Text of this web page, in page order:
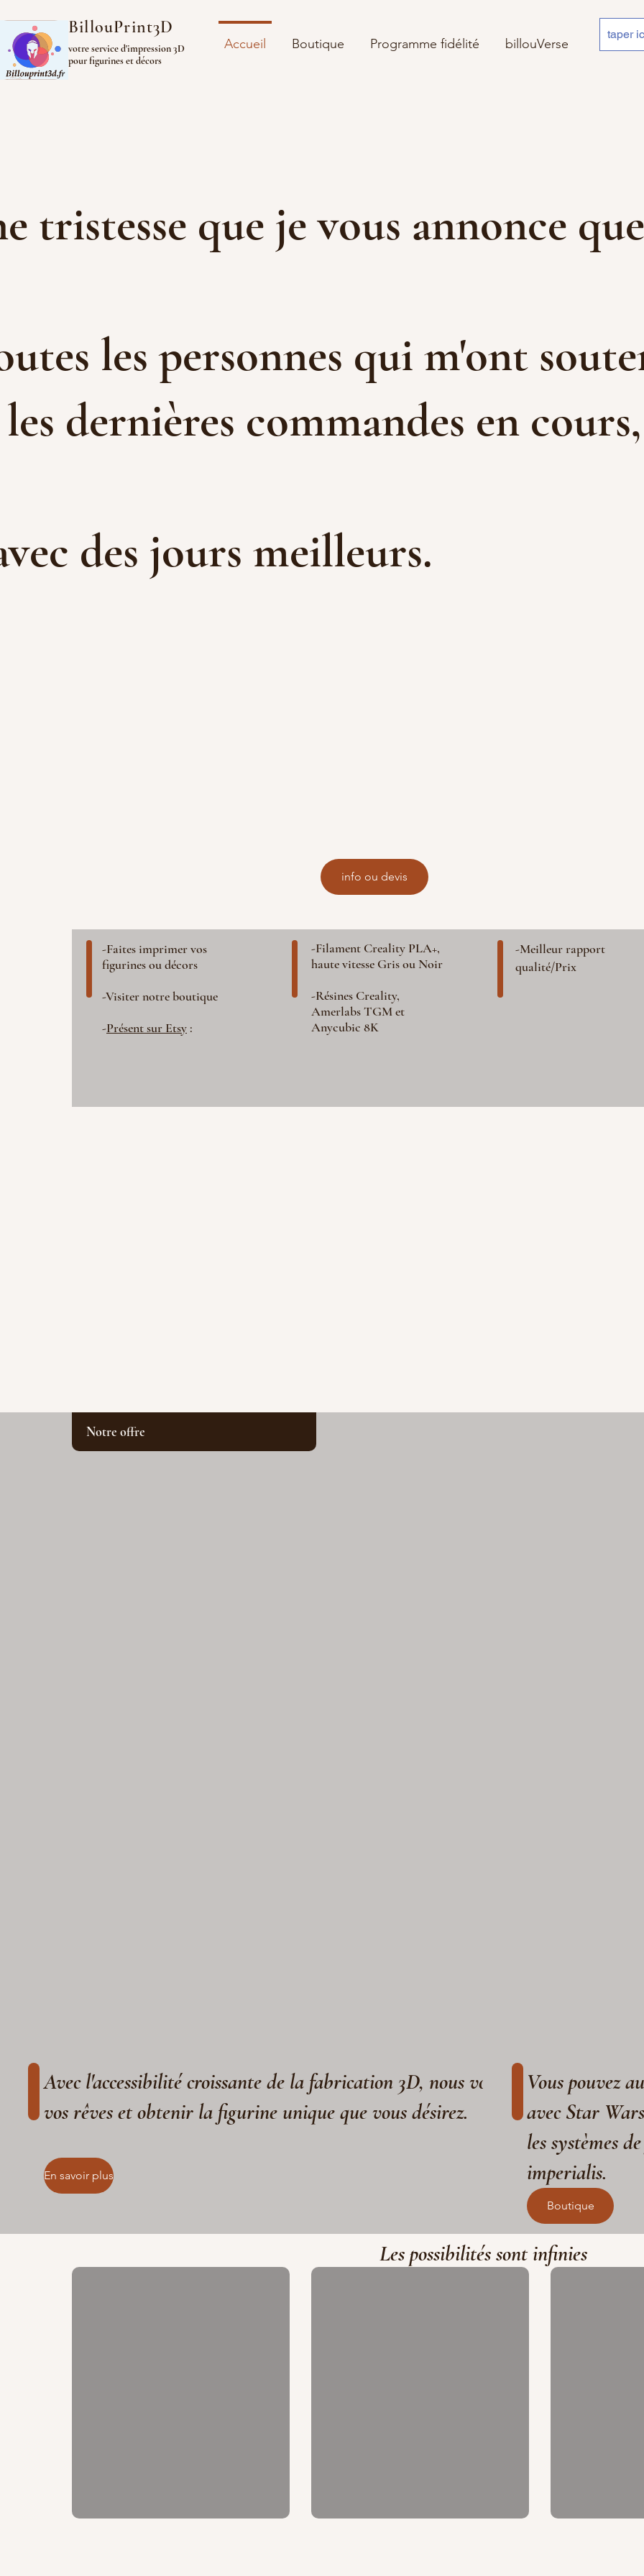
BillouPrint3D
votre service d'impression 3D
pour figurines et décors
Accueil Boutique Programme fidélité billouVerse
info ou devis
-Faites imprimer vos
figurines ou décors
-Visiter notre boutique
-Présent sur Etsy :
-Filament Creality PLA+,
haute vitesse Gris ou Noir
-Résines Creality,
Amerlabs TGM et
Anycubic 8K
-Meilleur rapport
qualité/Prix
Notre offre
Avec l'accessibilité croissante de la fabrication 3D, nous vous aidons à réaliser
vos rêves et obtenir la figurine unique que vous désirez.
En savoir plus
Vous pouvez
avec Star
les systèmes
imperialis.
Boutique
Les possibilités sont infinies
tristesse que je vous annonce
les personnes qui m'ont
dernières commandes en
des jours meilleurs.